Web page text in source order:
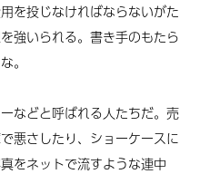
を投じなければならないがた
強いられる。書き手のもたら
。
などと呼ばれる人たちだ。売
悪さしたり、ショーケースに
をネットで流すような連中